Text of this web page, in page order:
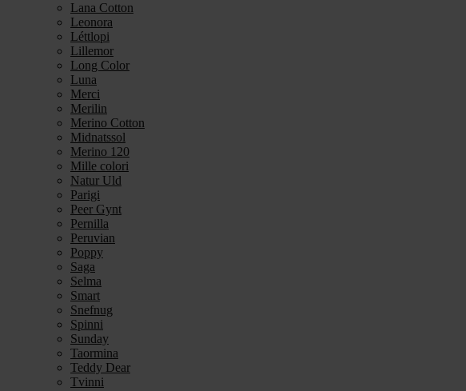
Lana Cotton
Leonora
Léttlopi
Lillemor
Long Color
Luna
Merci
Merilin
Merino Cotton
Midnatssol
Merino 120
Mille colori
Natur Uld
Parigi
Peer Gynt
Pernilla
Peruvian
Poppy
Saga
Selma
Smart
Snefnug
Spinni
Sunday
Taormina
Teddy Dear
Tvinni